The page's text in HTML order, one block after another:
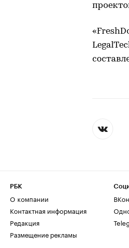
РБК
О компании
Контактная информация
Редакция
Размещение рекламы